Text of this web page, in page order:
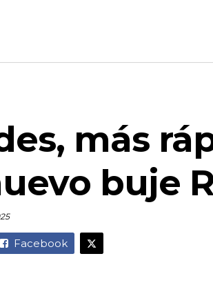
más
buje
Facebook